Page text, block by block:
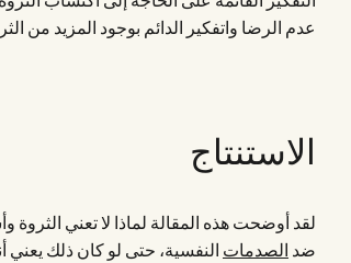
عدم الرضا واتفكير الدائم بوجود المزيد من
الاستنتاج
لقد أوضحت هذه المقالة لماذا لا تعني
ضد الصدمات النفسية، حتى لو كان ذلك